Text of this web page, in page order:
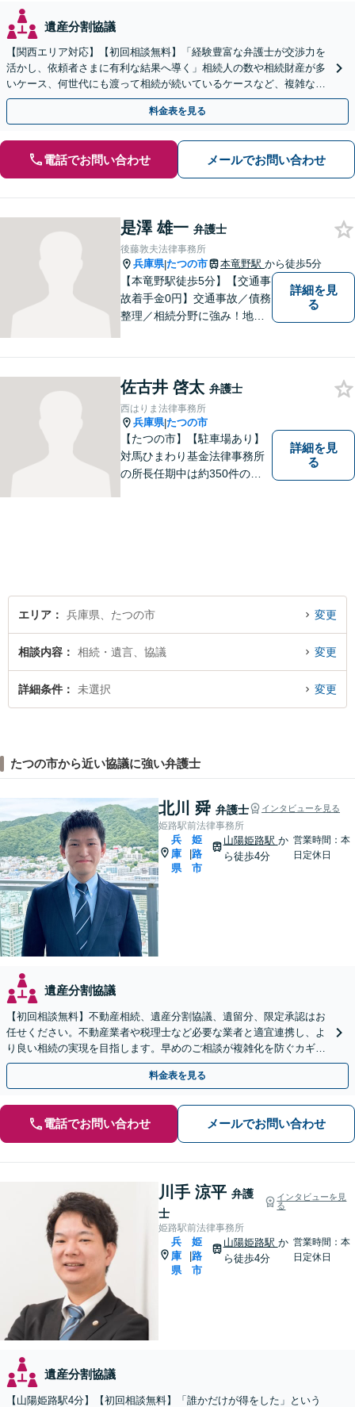
遺産分割協議
【関西エリア対応】【初回相談無料】「経験豊富な弁護士が交渉力を
活かし、依頼者さまに有利な結果へ導く」相続人の数や相続財産が多
いケース、何世代にも渡って相続が続いているケースなど、複雑な事
案でも対応！協議、調停、審判どのフェーズからも相談可
料金表を見る
電話でお問い合わせ メールでお問い合わせ
是澤 雄一 弁護士
後藤敦夫法律事務所
兵庫県|たつの市 本竜野駅 から徒歩5分
【本竜野駅徒歩5分】【交通事
故着手金0円】交通事故／債務
整理／相続分野に強み！地域
し、不安にならない弁護を心
がけております。【初回無料
相談】
詳細を見
る
佐古井 啓太 弁護士
西はりま法律事務所
兵庫県|たつの市
【たつの市】【駐車場あり】
対馬ひまわり基金法律事務所
の所長任期中は約350件のご
詳細を見
る
エリア 兵庫県、たつの市 変更
相談内容 相続・遺言、協議 変更
詳細条件 未選択 変更
たつの市から近い協議に強い弁護士
北川 舜 弁護士 インタビューを見る
姫路駅前法律事務所
兵
庫
県
姫
路
市
山陽姫路駅 か
ら徒歩4分
営業時間：本
日定休日
遺産分割協議
【初回相談無料】不動産相続、遺産分割協議、遺留分、限定承認はお
任せください。不動産業者や税理士など必要な業者と適宜連携し、よ
り良い相続の実現を目指します。早めのご相談が複雑化を防ぐカギと
なります【夜間／休日相談可】
料金表を見る
電話でお問い合わせ メールでお問い合わせ
川手 涼平 弁護
士
インタビューを見
る
姫路駅前法律事務所
兵
庫
県
姫
路
市
山陽姫路駅 か
ら徒歩4分
営業時間：本
日定休日
遺産分割協議
【山陽姫路駅4分】【初回相談無料】「誰かだけが得をした」という